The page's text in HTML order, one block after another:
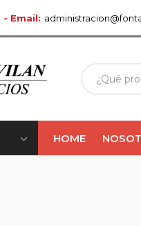
- Email:
HOME